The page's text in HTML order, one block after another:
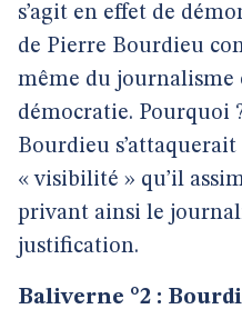
s’agit en effet de
de Pierre Bourdieu
même du journalisme
démocratie. Pourquoi
Bourdieu s’attaquerait
« visibilité » qu’il
privant ainsi le
justification.
Baliverne °2 :